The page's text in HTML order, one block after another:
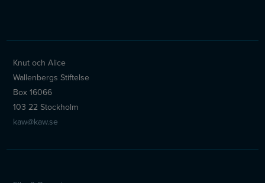
Knut och Alice
Wallenbergs Stiftelse
Box 16066
103 22 Stockholm
kaw@kaw.se